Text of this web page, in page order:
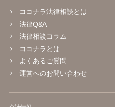
ココナラ法律相談とは
法律Q&A
法律相談コラム
ココナラとは
よくあるご質問
運営へのお問い合わせ